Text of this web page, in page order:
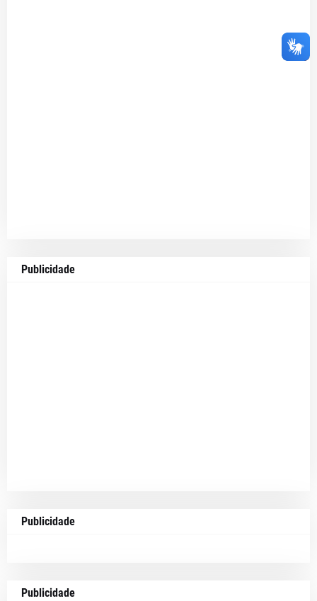
Publicidade
Publicidade
Publicidade